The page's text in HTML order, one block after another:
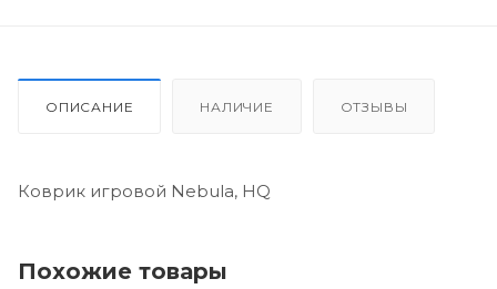
ОПИСАНИЕ НАЛИЧИЕ ОТЗЫВЫ
Коврик игровой Nebula, HQ
Похожие товары